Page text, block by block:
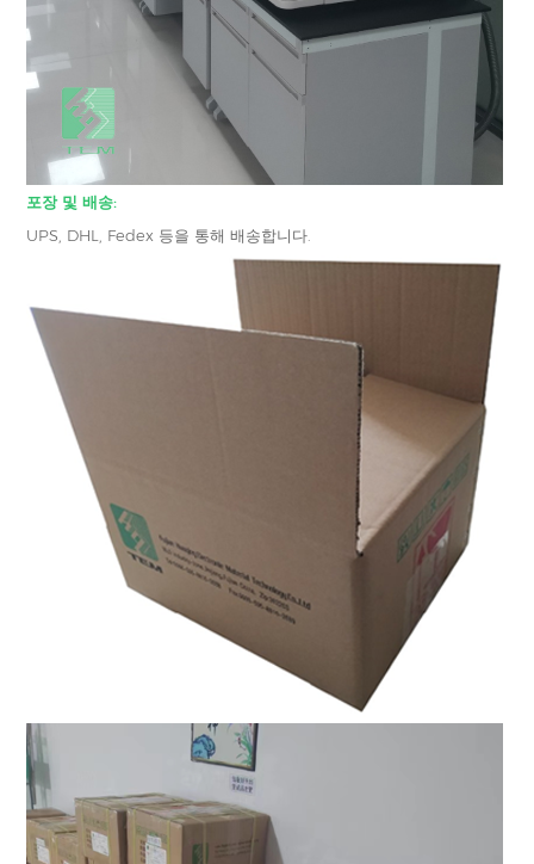
포장 및 배송:
UPS, DHL, Fedex 등을 통해 배송합니다.